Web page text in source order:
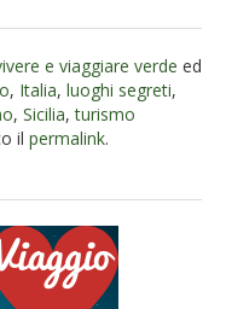
e viaggiare verde ed
, Italia, luoghi segreti,
, Sicilia,turismo
il permalink.